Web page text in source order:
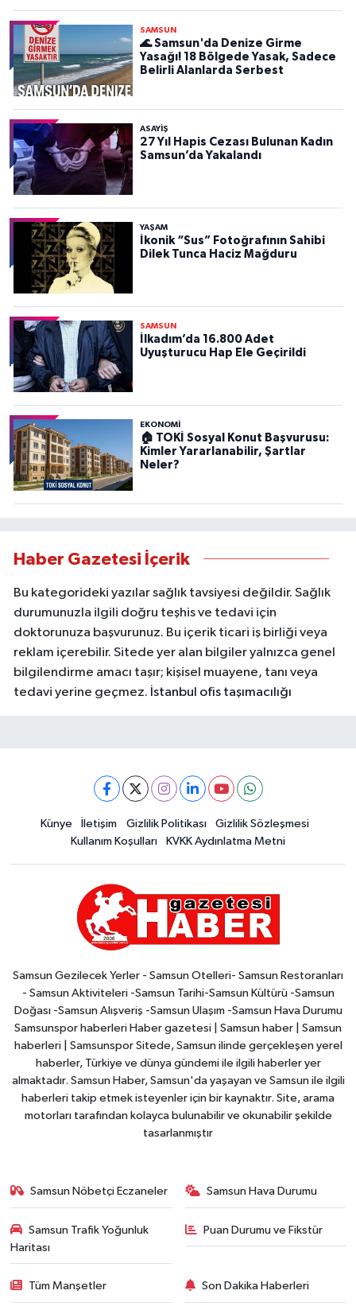
SAMSUN
🌊 Samsun'da Denize Girme
Yasağı! 18 Bölgede Yasak, Sadece
Belirli Alanlarda Serbest
ASAYIŞ
27 Yıl Hapis Cezası Bulunan Kadın
Samsun’da Yakalandı
YAŞAM
İkonik “Sus” Fotoğrafının Sahibi
Dilek Tunca Haciz Mağduru
SAMSUN
İlkadım’da 16.800 Adet
Uyuşturucu Hap Ele Geçirildi
EKONOMİ
🏠 TOKİ Sosyal Konut Başvurusu:
Kimler Yararlanabilir, Şartlar
Neler?
Haber Gazetesi İçerik
Bu kategorideki yazılar sağlık tavsiyesi değildir. Sağlık
durumunuzla ilgili doğru teşhis ve tedavi için
doktorunuza başvurunuz. Bu içerik ticari iş birliği veya
reklam içerebilir. Sitede yer alan bilgiler yalnızca genel
bilgilendirme amacı taşır; kişisel muayene, tanı veya
tedavi yerine geçmez. İstanbul ofis taşımacılığı
Künye İletişim Gizlilik Politikası
Gizlilik Sözleşmesi
Kullanım Koşulları
KVKK Aydınlatma Metni
Samsun Gezilecek Yerler - Samsun Otelleri- Samsun Restoranları
- Samsun Aktiviteleri -Samsun Tarihi-Samsun Kültürü -Samsun
Doğası -Samsun Alışveriş -Samsun Ulaşım -Samsun Hava Durumu
Samsunspor haberleri Haber gazetesi | Samsun haber | Samsun
haberleri | Samsunspor Sitede, Samsun ilinde gerçekleşen yerel
haberler, Türkiye ve dünya gündemi ile ilgili haberler yer
almaktadır. Samsun Haber, Samsun'da yaşayan ve Samsun ile ilgili
haberleri takip etmek isteyenler için bir kaynaktır. Site, arama
motorları tarafından kolayca bulunabilir ve okunabilir şekilde
tasarlanmıştır
Samsun Nöbetçi Eczaneler Samsun Hava Durumu
Samsun Trafik Yoğunluk
Haritası
Puan Durumu ve Fikstür
Tüm Manşetler Son Dakika Haberleri